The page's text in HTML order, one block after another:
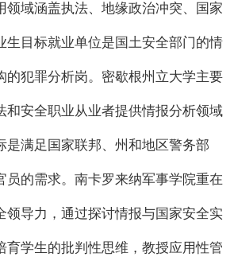
领域涵盖执法、地缘政治冲突、国家
生目标就业单位是国土安全部门的情
的犯罪分析岗。密歇根州立大学主要
和安全职业从业者提供情报分析领域
是满足国家联邦、州和地区警务部
员的需求。南卡罗来纳军事学院重在
领导力，通过探讨情报与国家安全实
育学生的批判性思维，教授应用性管